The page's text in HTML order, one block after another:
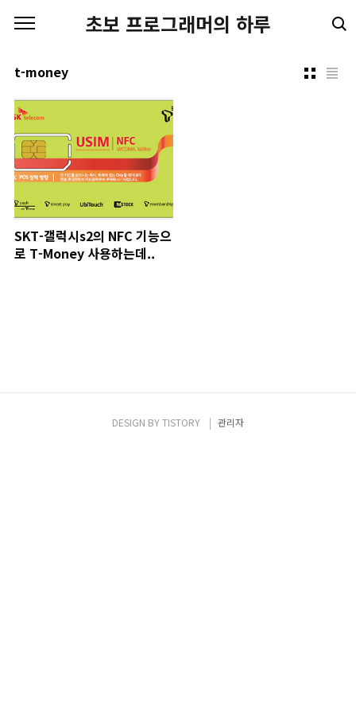
초보 프로그래머의 하루
t-money
SKT-갤럭시s2의 NFC 기능으
로 T-Money 사용하는데..
DESIGN BYTISTORY 관리자